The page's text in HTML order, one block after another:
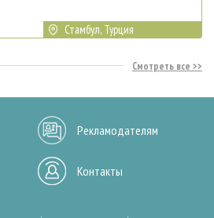
Стамбул, Турция
Смотреть все
Рекламодателям
Контакты